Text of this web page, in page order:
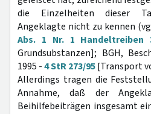
die Einzelheiten dieser
Angeklagte nicht zu kennen
Abs. 1 Nr. 1 Handeltreiben
Grundsubstanzen]; BGH,
1995 -4 StR 273/95[Transport
Allerdings tragen die
Annahme, daß der
Beihilfebeiträgen insgesamt